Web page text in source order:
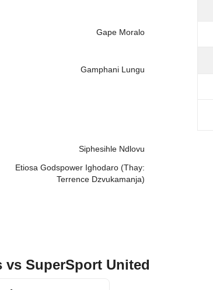
Gape Moralo
Gamphani Lungu
Siphesihle Ndlovu
Etiosa Godspower Ighodaro (Thay:
Terrence Dzvukamanja)
SuperSport United